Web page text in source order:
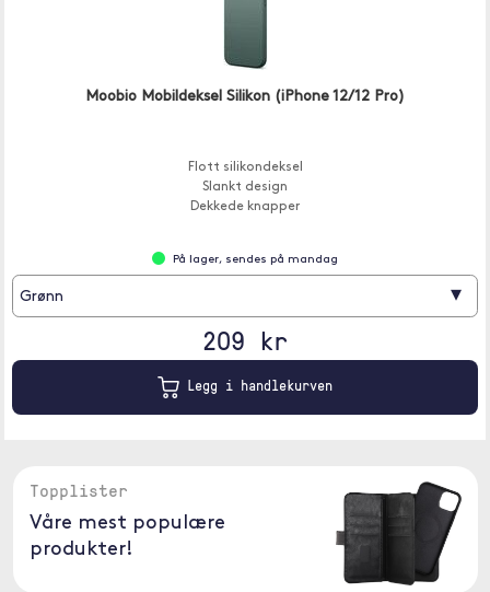
Moobio Mobildeksel Silikon (iPhone 12/12 Pro)
Flott silikondeksel
Slankt design
Dekkede knapper
På lager, sendes på mandag
Grønn ▾
209 kr
Legg i handlekurven
Topplister
Våre mest populære
produkter!